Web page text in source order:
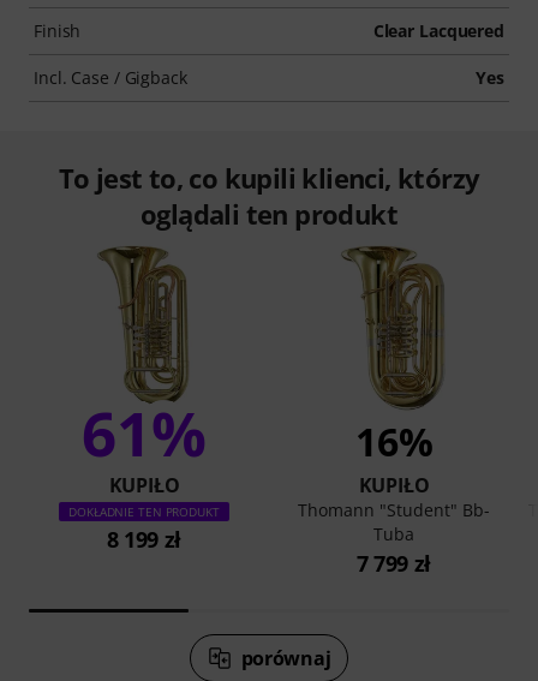
Finish Clear Lacquered
Incl. Case / Gigback Yes
To jest to, co kupili klienci, którzy
oglądali ten produkt
61%
KUPIŁO
DOKŁADNIE TEN PRODUKT
8 199 zł
16%
KUPIŁO
Thomann "Student" Bb-
Tuba
7 799 zł
porównaj